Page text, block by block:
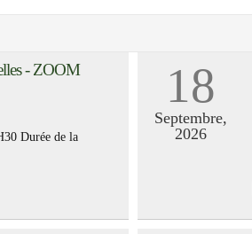
- ZOOM
Durée de la
18
Septembre,
2026